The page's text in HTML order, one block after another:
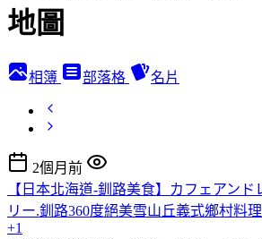
地圖
相簿 部落格 名片
2個月前
【日本北海道-釧路美食】カフェアン
リー.釧路360度絕美雪山丘義式鄉村料
+1